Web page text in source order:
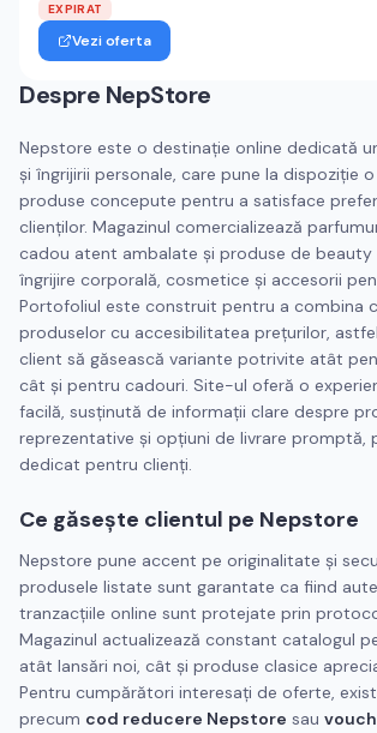
EXPIRAT
Vezi oferta
Despre NepStore
Nepstore este o destinație online dedicată
și îngrijirii personale, care pune la dispoziție
produse concepute pentru a satisface
clienților. Magazinul comercializează
cadou atent ambalate și produse de beauty
îngrijire corporală, cosmetice și accesorii
Portofoliul este construit pentru a combina
produselor cu accesibilitatea prețurilor,
client să găsească variante potrivite atât
cât și pentru cadouri. Site-ul oferă o
facilă, susținută de informații clare despre
reprezentative și opțiuni de livrare promptă,
dedicat pentru clienți.
Ce găsește clientul pe Nepstore
Nepstore pune accent pe originalitate și
produsele listate sunt garantate ca fiind
tranzacțiile online sunt protejate prin
Magazinul actualizează constant catalogul
atât lansări noi, cât și produse clasice
Pentru cumpărători interesați de oferte,
precum cod reducere Nepstore sau